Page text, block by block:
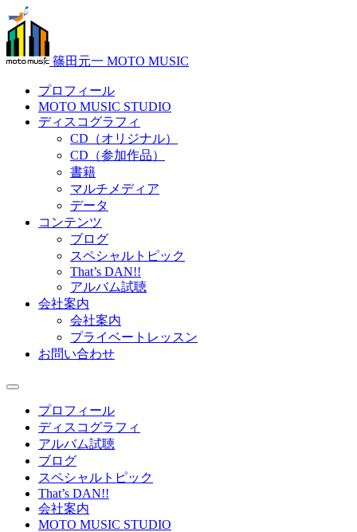
篠田元一 MOTO MUSIC
プロフィール
MOTO MUSIC STUDIO
ディスコグラフィ
CD（オリジナル）
CD（参加作品）
書籍
マルチメディア
データ
コンテンツ
ブログ
スペシャルトピック
That’s DAN!!
アルバム試聴
会社案内
会社案内
プライベートレッスン
お問い合わせ
プロフィール
ディスコグラフィ
アルバム試聴
ブログ
スペシャルトピック
That’s DAN!!
会社案内
MOTO MUSIC STUDIO